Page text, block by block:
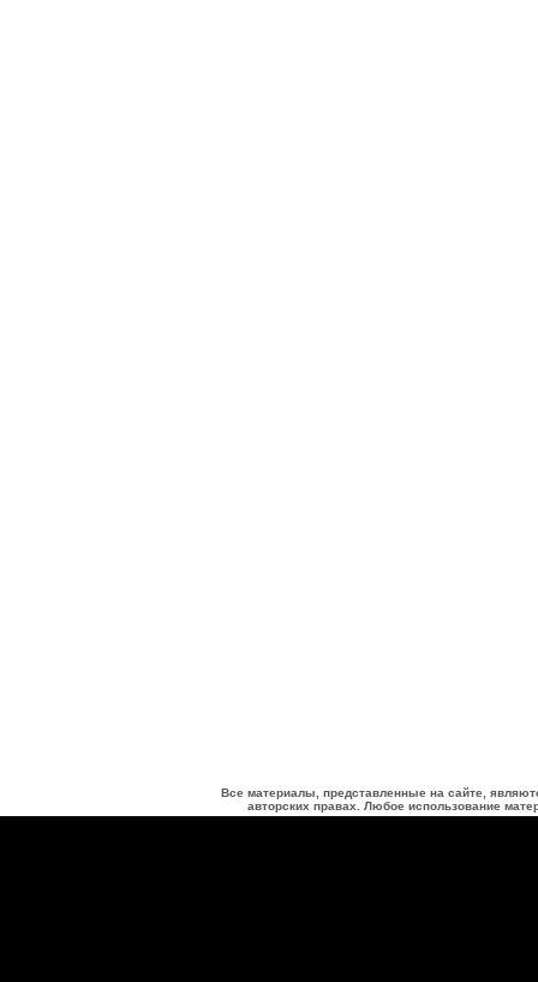
Все материалы, представленные на сайте,
авторских правах. Любое использование